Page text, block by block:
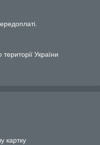
України
картку